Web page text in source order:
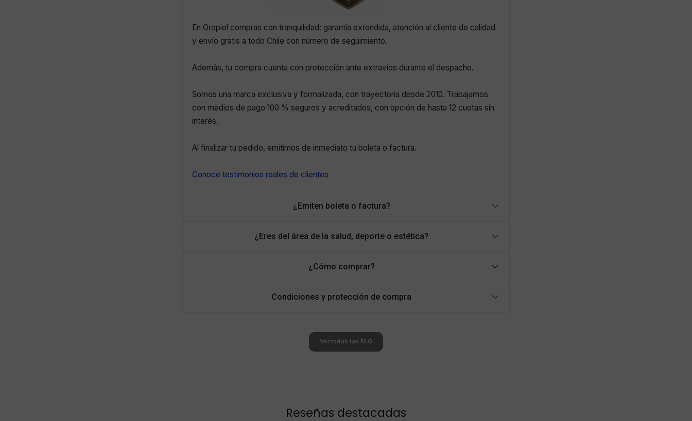
En Oropiel compras con tranquilidad: garantía extendida, atención al cliente de calidad
y envío gratis a todo Chile con número de seguimiento.
Además, tu compra cuenta con protección ante extravíos durante el despacho.
Somos una marca exclusiva y formalizada, con trayectoria desde 2010. Trabajamos
con medios de pago 100 % seguros y acreditados, con opción de hasta 12 cuotas sin
interés.
Al finalizar tu pedido, emitimos de inmediato tu boleta o factura.
Conoce testimonios reales de clientes
¿Emiten boleta o factura?
¿Eres del área de la salud, deporte o estética?
¿Cómo comprar?
Condiciones y protección de compra
Ver todas las FAQ
Reseñas destacadas